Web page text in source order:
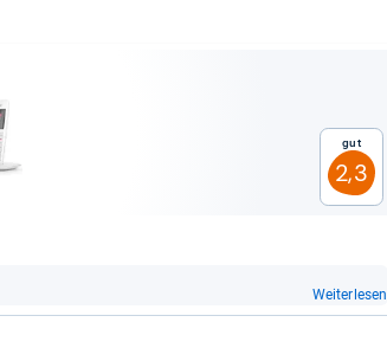
Gut
2,3
Weiterlesen